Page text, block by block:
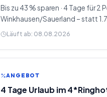
Bis zu 43 % sparen · 4 Tage für
Winkhausen/Sauerland – statt
Läuft ab: 08.08.2026
ANGEBOT
4 Tage Urlaub im